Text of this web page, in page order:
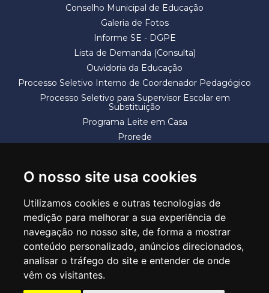
O nosso site usa cookies
Utilizamos cookies e outras tecnologias de
medição para melhorar a sua experiência de
navegação no nosso site, de forma a mostrar
conteúdo personalizado, anúncios direcionados,
analisar o tráfego do site e entender de onde
vêm os visitantes.
Conselho Municipal de Educação
Galeria de Fotos
Informe SE - DGPE
Lista de Demanda (Consulta)
Ouvidoria da Educação
Processo Seletivo Interno de Coordenador Pedagógico
Processo Seletivo para Supervisor Escolar em
Substituição
Programa Leite em Casa
Prorede
SECRETARIA DE EDUCAÇÃO
Rua Claudino Barbosa, 313 - Macedo - Guarulhos/SP CEP 07113-040
Central de Atendimento: *55 11 2475-7300